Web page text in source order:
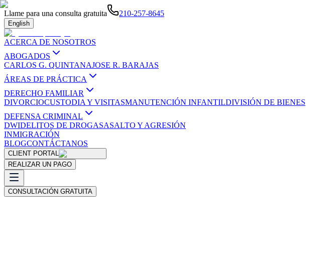
Llame para una consulta gratuita 210-257-8645
English
ACERCA DE NOSOTROS
ABOGADOS
CARLOS G. QUINTANAJOSE R. BARAJAS
ÁREAS DE PRÁCTICA
DERECHO FAMILIAR
DIVORCIOCUSTODIA Y VISITASMANUTENCIÓN INFANTILDIVISIÓN DE BIENES
DEFENSA CRIMINAL
DWIDELITOS DE DROGASASALTO Y AGRESIÓN
INMIGRACIÓN
BLOGCONTÁCTANOS
CLIENT PORTAL
REALIZAR UN PAGO
CONSULTACIÓN GRATUITA